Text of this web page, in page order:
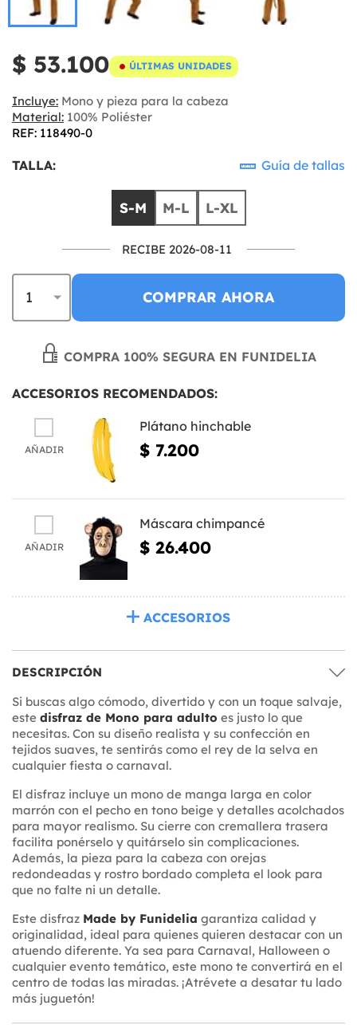
$ 53.100 ÚLTIMAS UNIDADES
Incluye: Mono y pieza para la cabeza
Material: 100% Poliéster
REF: 118490-0
TALLA: Guía de tallas
S-M M-L L-XL
RECIBE 2026-08-11
COMPRAR AHORA
COMPRA 100% SEGURA EN FUNIDELIA
ACCESORIOS RECOMENDADOS:
AÑADIR
Plátano hinchable
$ 7.200
AÑADIR
Máscara chimpancé
$ 26.400
ACCESORIOS
DESCRIPCIÓN
Si buscas algo cómodo, divertido y con un toque salvaje,
este disfraz de Mono para adulto es justo lo que
necesitas. Con su diseño realista y su confección en
tejidos suaves, te sentirás como el rey de la selva en
cualquier fiesta o carnaval.
El disfraz incluye un mono de manga larga en color
marrón con el pecho en tono beige y detalles acolchados
para mayor realismo. Su cierre con cremallera trasera
facilita ponérselo y quitárselo sin complicaciones.
Además, la pieza para la cabeza con orejas
redondeadas y rostro bordado completa el look para
que no falte ni un detalle.
Este disfraz Made by Funidelia garantiza calidad y
originalidad, ideal para quienes quieren destacar con un
atuendo diferente. Ya sea para Carnaval, Halloween o
cualquier evento temático, este mono te convertirá en el
centro de todas las miradas. ¡Atrévete a desatar tu lado
más juguetón!